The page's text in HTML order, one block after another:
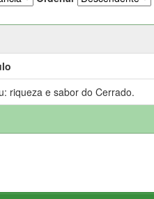
riqueza e sabor do Cerrado.